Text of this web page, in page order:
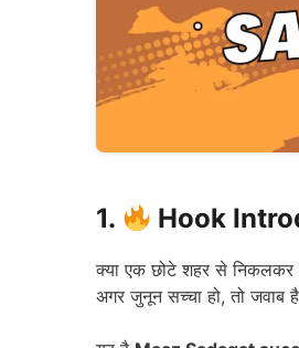
1. Hook
क्या एक छोटे शहर से निकलकर
अगर जुनून सच्चा हो, तो